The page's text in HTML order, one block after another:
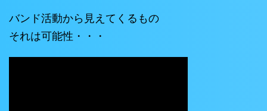
バンド活動から見えてくるもの
それは可能性・・・